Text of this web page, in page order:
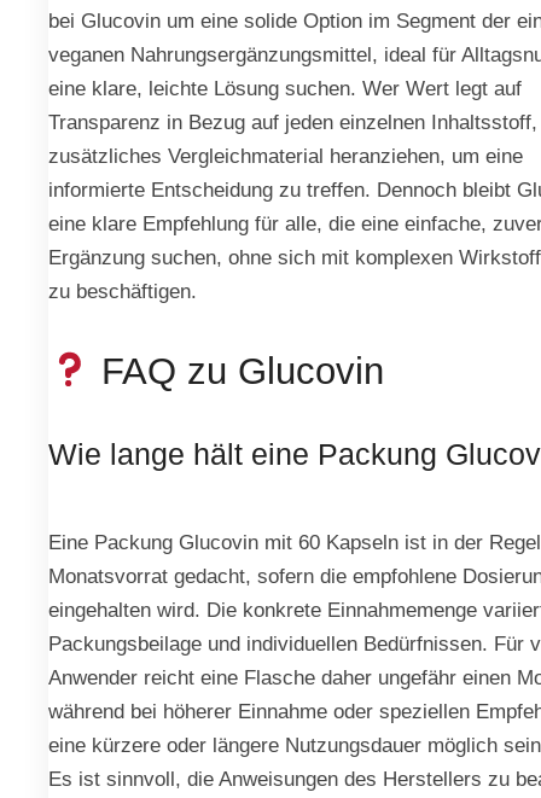
bei Glucovin um eine solide Option im Segment der
veganen Nahrungsergänzungsmittel, ideal für
eine klare, leichte Lösung suchen. Wer Wert legt auf
Transparenz in Bezug auf jeden einzelnen
zusätzliches Vergleichmaterial heranziehen, um eine
informierte Entscheidung zu treffen. Dennoch bleibt
eine klare Empfehlung für alle, die eine einfache,
Ergänzung suchen, ohne sich mit komplexen
zu beschäftigen.
FAQ zu Glucovin
Wie lange hält eine Packung
Eine Packung Glucovin mit 60 Kapseln ist in der
Monatsvorrat gedacht, sofern die empfohlene
eingehalten wird. Die konkrete Einnahmemenge
Packungsbeilage und individuellen Bedürfnissen. Für
Anwender reicht eine Flasche daher ungefähr einen
während bei höherer Einnahme oder speziellen
eine kürzere oder längere Nutzungsdauer möglich
Es ist sinnvoll, die Anweisungen des Herstellers zu